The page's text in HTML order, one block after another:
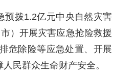
预拨1.2亿元中央自然灾害
）开展灾害应急抢险救援
危除险等应急处置、开展
民群众生命财产安全。